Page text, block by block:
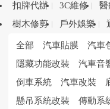
扣牌代辦
3C維修 醫
樹木修剪
戶外娛樂
全部 汽車貼膜 汽車
隱藏功能改裝
汽車音
倒車系統
汽車改裝
懸吊系統改裝
傳動系